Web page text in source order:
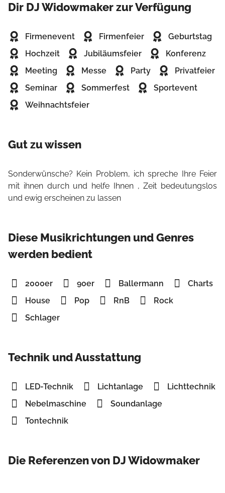
Dir DJ Widowmaker zur Verfügung
Firmenevent Firmenfeier
Geburtstag
Hochzeit
Jubiläumsfeier
Konferenz
Meeting
Messe Party
Privatfeier
Seminar
Sommerfest
Sportevent
Weihnachtsfeier
Gut zu wissen
Sonderwünsche? Kein Problem, ich spreche Ihre Feier
mit ihnen durch und helfe Ihnen , Zeit bedeutungslos
und ewig erscheinen zu lassen
Diese Musikrichtungen und Genres
werden bedient
2000er 90er Ballermann
Charts
House
Pop RnB
Rock
Schlager
Technik und Ausstattung
LED-Technik Lichtanlage
Lichttechnik
Nebelmaschine
Soundanlage
Tontechnik
Die Referenzen von DJ Widowmaker